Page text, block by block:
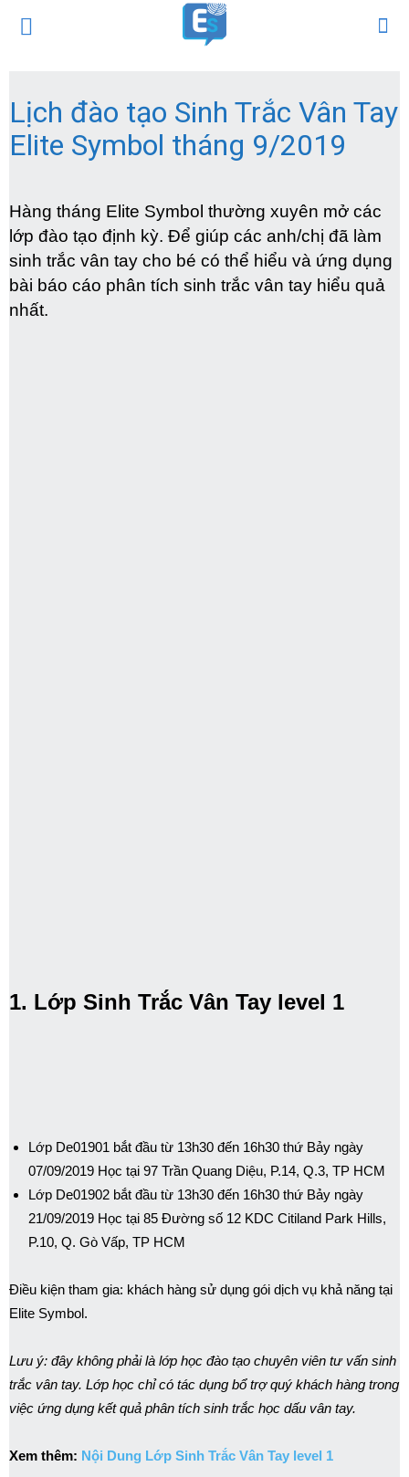
Lịch đào tạo Sinh Trắc Vân Tay
Elite Symbol tháng 9/2019
Hàng tháng Elite Symbol thường xuyên mở các
lớp đào tạo định kỳ. Để giúp các anh/chị đã làm
sinh trắc vân tay cho bé có thể hiểu và ứng dụng
bài báo cáo phân tích sinh trắc vân tay hiểu quả
nhất.
1. Lớp Sinh Trắc Vân Tay level 1
Lớp De01901 bắt đầu từ 13h30 đến 16h30 thứ Bảy ngày
07/09/2019 Học tại 97 Trần Quang Diệu, P.14, Q.3, TP HCM
Lớp De01902 bắt đầu từ 13h30 đến 16h30 thứ Bảy ngày
21/09/2019 Học tại 85 Đường số 12 KDC Citiland Park Hills,
P.10, Q. Gò Vấp, TP HCM
Điều kiện tham gia: khách hàng sử dụng gói dịch vụ khả năng tại
Elite Symbol.
Lưu ý: đây không phải là lớp học đào tạo chuyên viên tư vấn sinh
trắc vân tay. Lớp học chỉ có tác dụng bổ trợ quý khách hàng trong
việc ứng dụng kết quả phân tích sinh trắc học dấu vân tay.
Xem thêm: Nội Dung Lớp Sinh Trắc Vân Tay level 1